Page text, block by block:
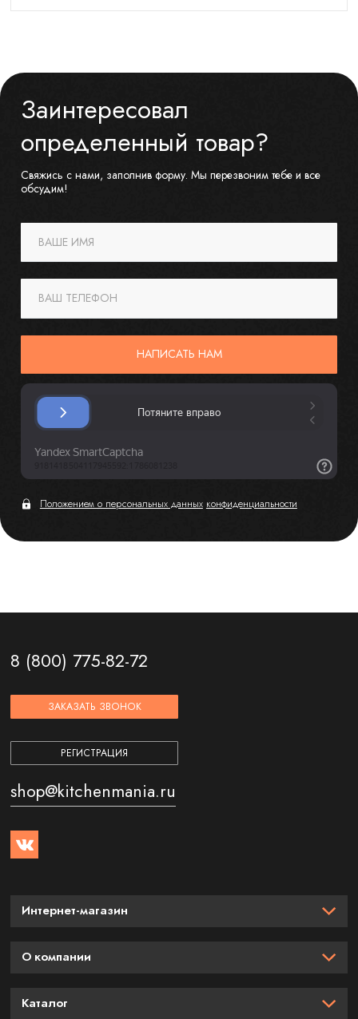
Заинтересовал
определенный товар?
Свяжись с нами, заполнив форму. Мы перезвоним тебе и все
обсудим!
ВАШЕ ИМЯ
ВАШ ТЕЛЕФОН
НАПИСАТЬ НАМ
Положением о персональных данных конфиденциальности
8 (800) 775-82-72
ЗАКАЗАТЬ ЗВОНОК
РЕГИСТРАЦИЯ
shop@kitchenmania.ru
Интернет-магазин
О компании
Каталог